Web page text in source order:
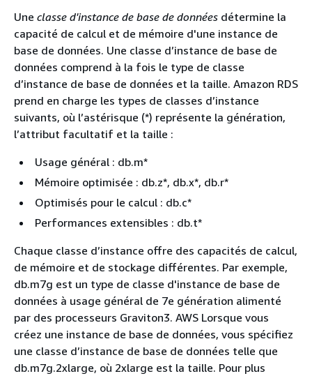
Une classe d'instance de base de données détermine la
capacité de calcul et de mémoire d'une instance de
base de données. Une classe d’instance de base de
données comprend à la fois le type de classe
d’instance de base de données et la taille. Amazon RDS
prend en charge les types de classes d’instance
suivants, où l’astérisque (*) représente la génération,
l’attribut facultatif et la taille :
Usage général : db.m*
Mémoire optimisée : db.z*, db.x*, db.r*
Optimisés pour le calcul : db.c*
Performances extensibles : db.t*
Chaque classe d’instance offre des capacités de calcul,
de mémoire et de stockage différentes. Par exemple,
db.m7g est un type de classe d'instance de base de
données à usage général de 7e génération alimenté
par des processeurs Graviton3. AWS Lorsque vous
créez une instance de base de données, vous spécifiez
une classe d’instance de base de données telle que
db.m7g.2xlarge, où 2xlarge est la taille. Pour plus